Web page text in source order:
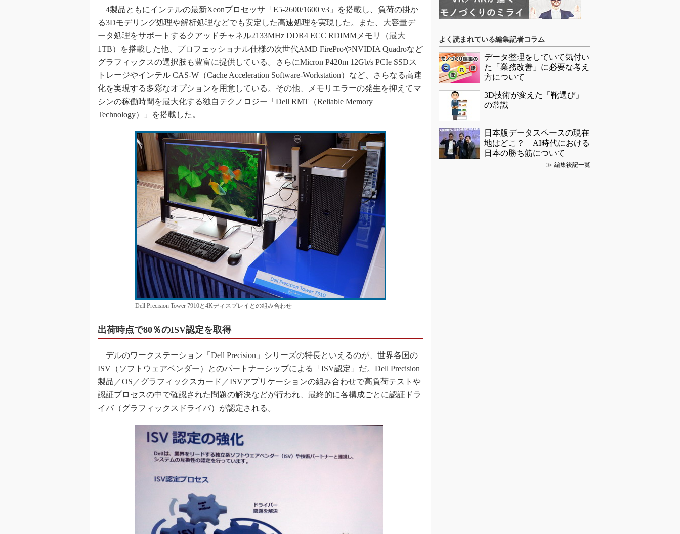
4製品ともにインテルの最新Xeonプロセッサ「E5-2600/1600 v3」を搭載し、負荷の掛か
る3Dモデリング処理や解析処理などでも安定した高速処理を実現した。また、大容量デ
ータ処理をサポートするクアッドチャネル2133MHz DDR4 ECC RDIMMメモリ（最大
1TB）を搭載した他、プロフェッショナル仕様の次世代AMD FireProやNVIDIA Quadroなど
グラフィックスの選択肢も豊富に提供している。さらにMicron P420m 12Gb/s PCIe SSDス
トレージやインテル CAS-W（Cache Acceleration Software-Workstation）など、さらなる高速
化を実現する多彩なオプションを用意している。その他、メモリエラーの発生を抑えてマ
シンの稼働時間を最大化する独自テクノロジー「Dell RMT（Reliable Memory
Technology）」を搭載した。
Dell Precision Tower 7910と4Kディスプレイとの組み合わせ
出荷時点で80％のISV認定を取得
デルのワークステーション「Dell Precision」シリーズの特長といえるのが、世界各国の
ISV（ソフトウェアベンダー）とのパートナーシップによる「ISV認定」だ。Dell Precision
製品／OS／グラフィックスカード／ISVアプリケーションの組み合わせで高負荷テストや
認証プロセスの中で確認された問題の解決などが行われ、最終的に各構成ごとに認証ドラ
イバ（グラフィックスドライバ）が認定される。
よく読まれている編集記者コラム
データ整理をしていて気付い
た「業務改善」に必要な考え
方について
3D技術が変えた「靴選び」
の常識
日本版データスペースの現在
地はどこ？ AI時代における
日本の勝ち筋について
≫ 編集後記一覧